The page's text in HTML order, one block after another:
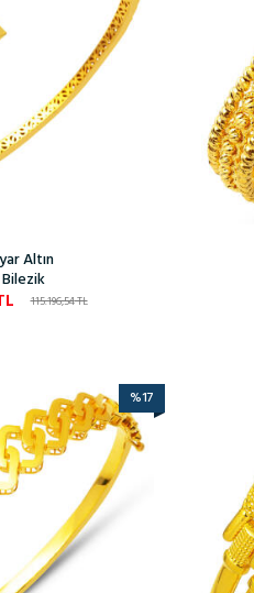
Altın
115.196,54TL
%17